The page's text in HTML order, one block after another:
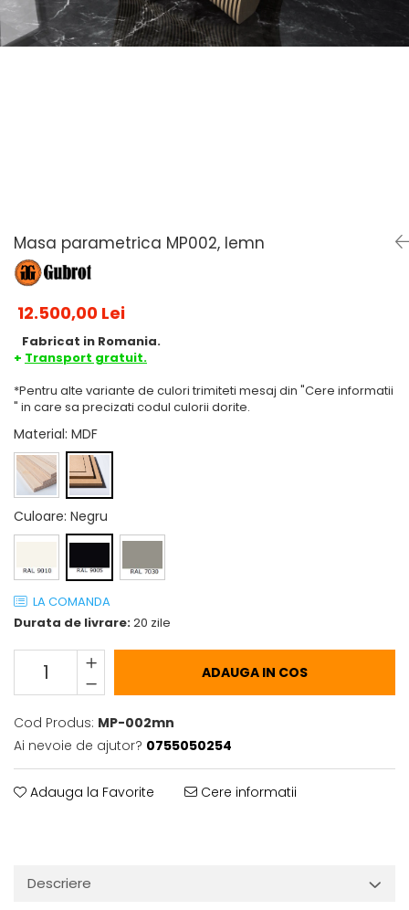
Masa parametrica MP002, lemn
12.500,00 Lei
Fabricat in Romania.
+ Transport gratuit.
*Pentru alte variante de culori trimiteti mesaj din "Cere informatii
" in care sa precizati codul culorii dorite.
Material: MDF
Culoare: Negru
LA COMANDA
Durata de livrare:20 zile
ADAUGA IN COS
Cod Produs: MP-002mn
Ai nevoie de ajutor? 0755050254
Adauga la Favorite Cere informatii
Descriere